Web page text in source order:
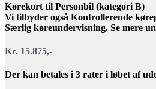
Kørekort til Personbil (kategori B)
Vi tilbyder også Kontrollerende
Særlig køreundervisning. Se mere
Kr. 15.875,-
Der kan betales i 3 rater i løbet af